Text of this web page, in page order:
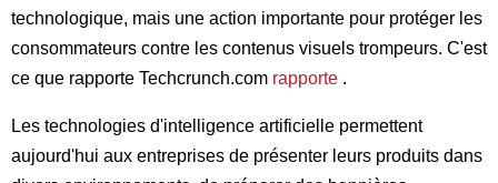
technologique, mais une action importante pour protéger les
consommateurs contre les contenus visuels trompeurs. C'est
ce que rapporte Techcrunch.com rapporte .
Les technologies d'intelligence artificielle permettent
aujourd'hui aux entreprises de présenter leurs produits dans